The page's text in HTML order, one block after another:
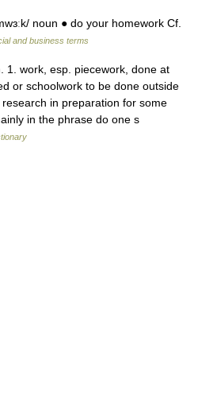
noun ● do your homework Cf.
and business terms
1. work, esp. piecework, done at
or schoolwork to be done outside
in preparation for some
in the phrase do one s